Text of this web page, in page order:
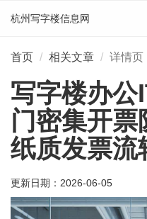
杭州写字楼信息网
首页 相关文章 详情页
写字楼办公
门密集开
纸质发票流
更新日期： 2026-06-05